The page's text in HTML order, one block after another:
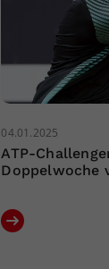
04.01.2025
ATP-
Doppelwoche